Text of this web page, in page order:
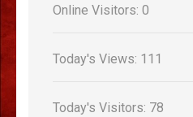
Online Visitors: 0
Today's Views: 111
Today's Visitors: 78